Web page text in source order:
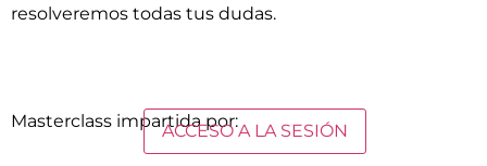
resolveremos todas tus dudas.
Masterclass impartida por:ACCESO A LA SESIÓN